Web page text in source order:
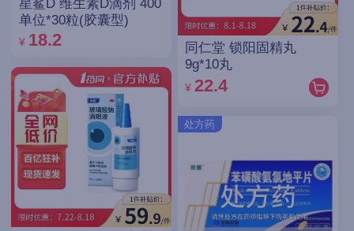
星鲨D 维生素D滴剂 400
单位*30粒(胶囊型)
¥ 18.2
同仁堂 锁阳固精丸
9g*10丸
¥ 22.4
处方药